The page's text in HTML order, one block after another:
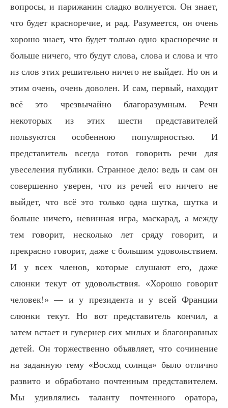
вопросы, и парижанин сладко волнуется. Он знает,
что будет красноречие, и рад. Разумеется, он очень
хорошо знает, что будет только одно красноречие и
больше ничего, что будут слова, слова и слова и что
из слов этих решительно ничего не выйдет. Но он и
этим очень, очень доволен. И сам, первый, находит
всё это чрезвычайно благоразумным. Речи
некоторых из этих шести представителей
пользуются особенною популярностью. И
представитель всегда готов говорить речи для
увеселения публики. Странное дело: ведь и сам он
совершенно уверен, что из речей его ничего не
выйдет, что всё это только одна шутка, шутка и
больше ничего, невинная игра, маскарад, а между
тем говорит, несколько лет сряду говорит, и
прекрасно говорит, даже с большим удовольствием.
И у всех членов, которые слушают его, даже
слюнки текут от удовольствия. «Хорошо говорит
человек!» — и у президента и у всей Франции
слюнки текут. Но вот представитель кончил, а
затем встает и гувернер сих милых и благонравных
детей. Он торжественно объявляет, что сочинение
на заданную тему «Восход солнца» было отлично
развито и обработано почтенным представителем.
Мы удивлялись таланту почтенного оратора,